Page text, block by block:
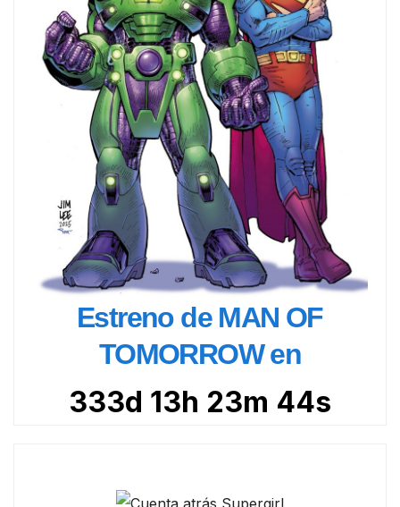
Estreno de MAN OF
TOMORROW en
333d 13h 23m 43s